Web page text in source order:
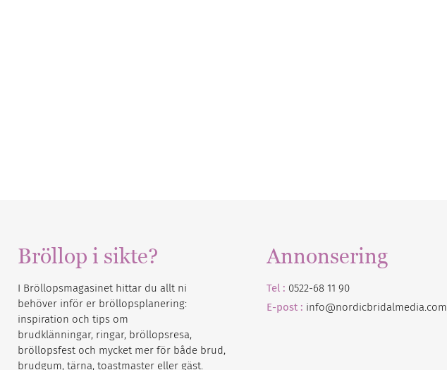
Bröllop i sikte?
I Bröllopsmagasinet hittar du allt ni
behöver inför er bröllopsplanering:
inspiration och tips om
brudklänningar, ringar, bröllopsresa,
bröllopsfest och mycket mer för både brud,
brudgum, tärna, toastmaster eller gäst.
Annonsering
Tel : 0522-68 11 90
E-post : info@nordicbridalmedia.com